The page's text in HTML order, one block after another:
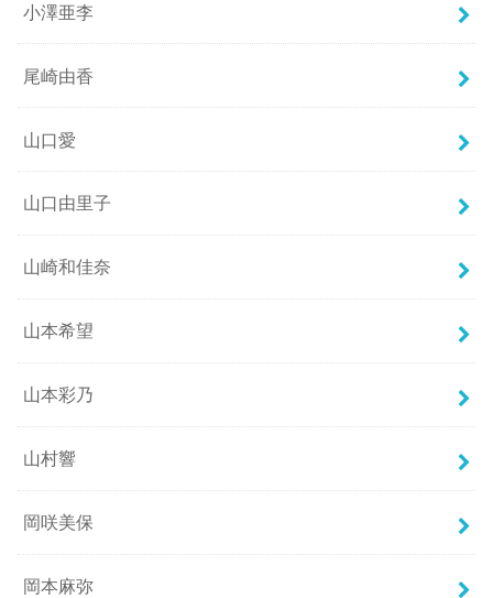
小澤亜李
尾崎由香
山口愛
山口由里子
山崎和佳奈
山本希望
山本彩乃
山村響
岡咲美保
岡本麻弥